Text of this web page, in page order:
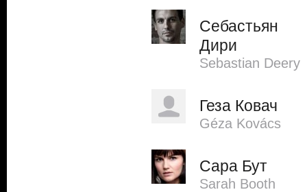
Себастьян
Дири
Sebastian Deery
Геза Ковач
Géza Kovács
Сара Бут
Sarah Booth